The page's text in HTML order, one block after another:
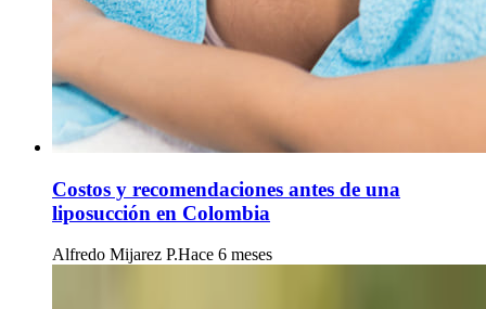
Costos y recomendaciones antes de una
liposucción en Colombia
Alfredo Mijarez P.Hace 6 meses